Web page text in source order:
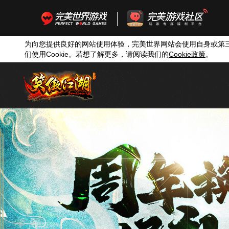
为向您提供良好的网站使用体验，完美世界网站会使用自身或第
们使用Cookie。若想了解更多，请阅读我们的Cookie政策。